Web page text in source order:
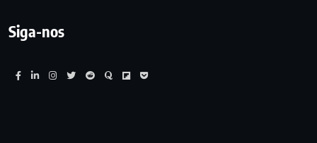
Siga-nos